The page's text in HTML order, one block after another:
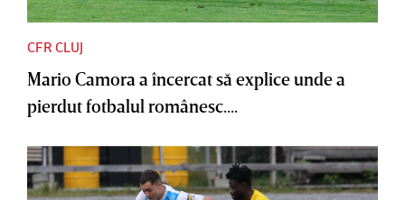
CFR CLUJ
Mario Camora a încercat să explice unde a
pierdut fotbalul românesc....